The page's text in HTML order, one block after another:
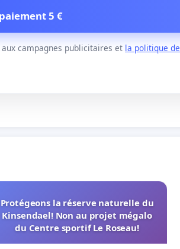
5 €
campagnes publicitaires et la politique de
Protégeons la réserve naturelle du
Kinsendael! Non au projet mégalo
du Centre sportif Le Roseau!